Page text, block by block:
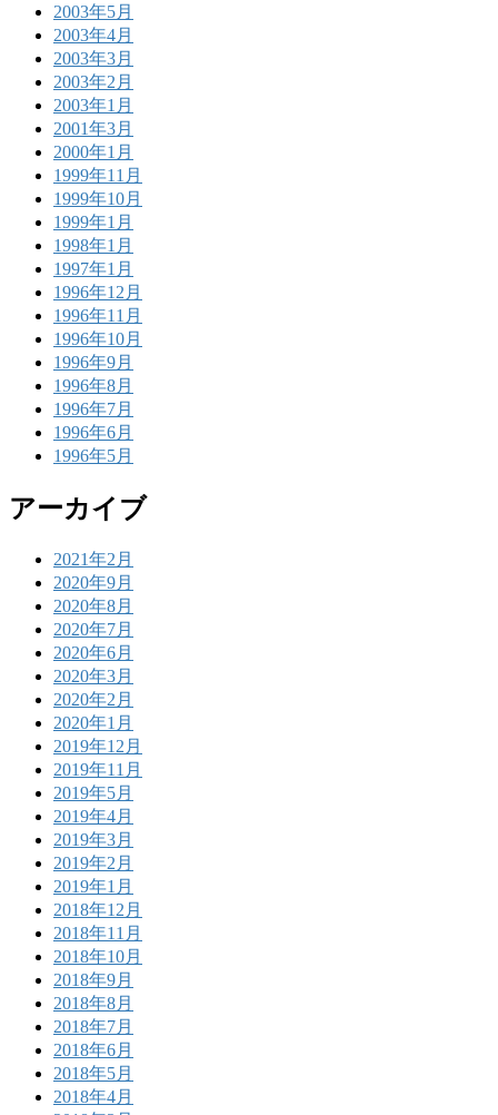
2003年5月
2003年4月
2003年3月
2003年2月
2003年1月
2001年3月
2000年1月
1999年11月
1999年10月
1999年1月
1998年1月
1997年1月
1996年12月
1996年11月
1996年10月
1996年9月
1996年8月
1996年7月
1996年6月
1996年5月
アーカイブ
2021年2月
2020年9月
2020年8月
2020年7月
2020年6月
2020年3月
2020年2月
2020年1月
2019年12月
2019年11月
2019年5月
2019年4月
2019年3月
2019年2月
2019年1月
2018年12月
2018年11月
2018年10月
2018年9月
2018年8月
2018年7月
2018年6月
2018年5月
2018年4月